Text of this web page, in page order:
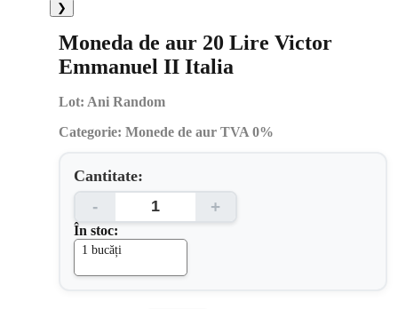
❯
Moneda de aur 20 Lire Victor
Emmanuel II Italia
Lot: Ani Random
Categorie: Monede de aur TVA 0%
Cantitate:
- +
În stoc:
1 bucăți